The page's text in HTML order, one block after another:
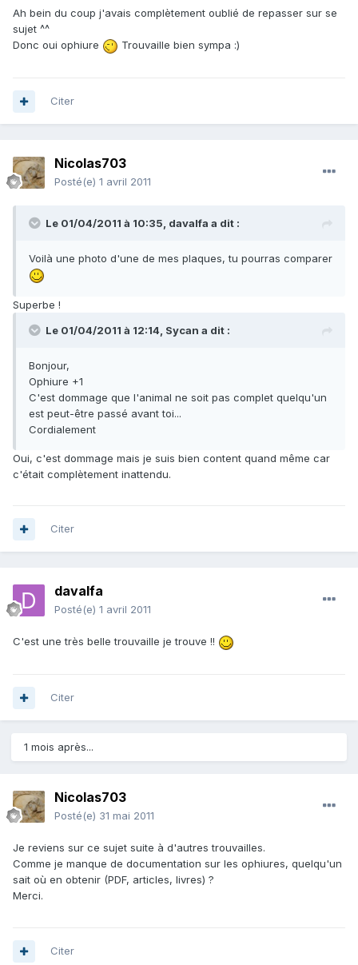
Ah bein du coup j'avais complètement oublié de repasser sur se
sujet ^^
Donc oui ophiure
Trouvaille bien sympa :)
Citer
Nicolas703
Posté(e) 1 avril 2011
Le 01/04/2011 à 10:35, davalfa a dit :
Voilà une photo d'une de mes plaques, tu pourras comparer
Superbe !
Le 01/04/2011 à 12:14, Sycan a dit :
Bonjour,
Ophiure +1
C'est dommage que l'animal ne soit pas complet quelqu'un
est peut-être passé avant toi...
Cordialement
Oui, c'est dommage mais je suis bien content quand même car
c'était complètement inattendu.
Citer
davalfa
Posté(e) 1 avril 2011
C'est une très belle trouvaille je trouve !!
Citer
1 mois après...
Nicolas703
Posté(e) 31 mai 2011
Je reviens sur ce sujet suite à d'autres trouvailles.
Comme je manque de documentation sur les ophiures, quelqu'un
sait où en obtenir (PDF, articles, livres) ?
Merci.
Citer